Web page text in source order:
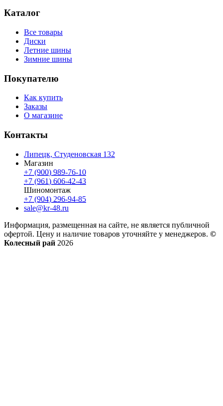
Каталог
Все товары
Диски
Летние шины
Зимние шины
Покупателю
Как купить
Заказы
О магазине
Контакты
Липецк, Студеновская 132
Магазин
+7 (900) 989-76-10
+7 (961) 606-42-43
Шиномонтаж
+7 (904) 296-94-85
sale@kr-48.ru
Информация, размещенная на сайте, не является публичной
офертой. Цену и наличие товаров уточняйте у менеджеров. ©
Колесный рай 2026